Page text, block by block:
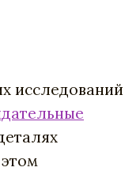
исследований